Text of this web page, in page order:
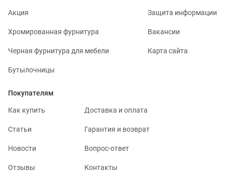
Акция
Хромированная фурнитура
Черная фурнитура для мебели
Бутылочницы
Защита информации
Вакансии
Карта сайта
Покупателям
Как купить Доставка и оплата
Статьи Гарантия и возврат
Новости Вопрос-ответ
Отзывы Контакты